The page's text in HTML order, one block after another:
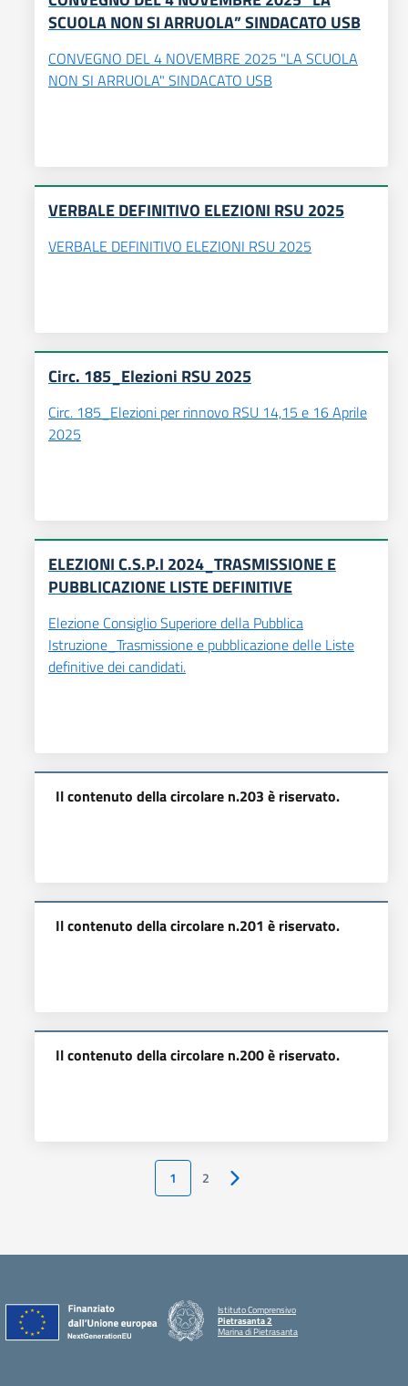
SCUOLA NON SI ARRUOLA” SINDACATO USB
CONVEGNO DEL 4 NOVEMBRE 2025 "LA SCUOLA
NON SI ARRUOLA" SINDACATO USB
VERBALE DEFINITIVO ELEZIONI RSU 2025
VERBALE DEFINITIVO ELEZIONI RSU 2025
Circ. 185_Elezioni RSU 2025
Circ. 185_Elezioni per rinnovo RSU 14,15 e 16 Aprile
2025
ELEZIONI C.S.P.I 2024_TRASMISSIONE E
PUBBLICAZIONE LISTE DEFINITIVE
Elezione Consiglio Superiore della Pubblica
Istruzione_Trasmissione e pubblicazione delle Liste
definitive dei candidati.
Il contenuto della circolare n.203 è riservato.
Il contenuto della circolare n.201 è riservato.
Il contenuto della circolare n.200 è riservato.
1 2 Pagina successiva
Istituto Comprensivo
Pietrasanta 2
Marina di Pietrasanta